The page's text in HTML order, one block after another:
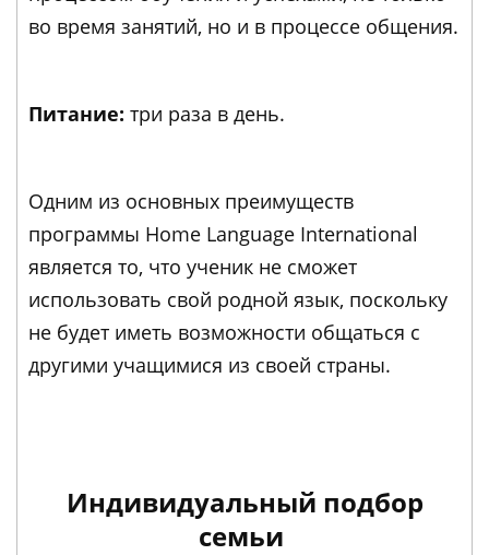
во время занятий, но и в процессе общения.
Питание: три раза в день.
Одним из основных преимуществ
программы Home Language International
является то, что ученик не сможет
использовать свой родной язык, поскольку
не будет иметь возможности общаться с
другими учащимися из своей страны.
Индивидуальный подбор
семьи